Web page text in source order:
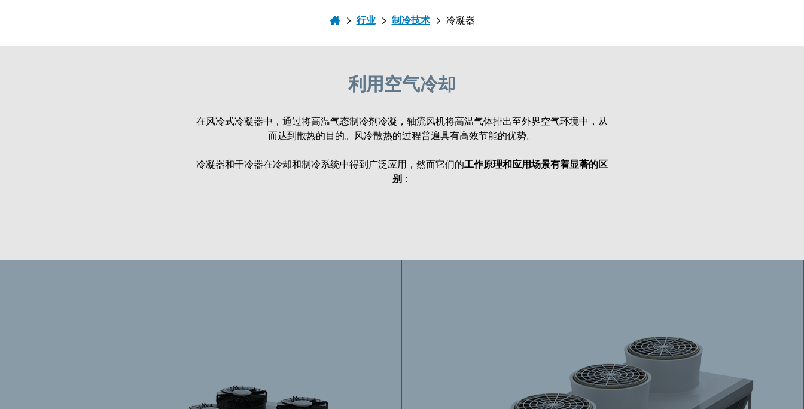
行业 制冷技术 冷凝器
利用空气冷却
在风冷式冷凝器中，通过将高温气态制冷剂冷凝，轴流风机将高温气体排出至外界空气环境中，从
而达到散热的目的。风冷散热的过程普遍具有高效节能的优势。
冷凝器和干冷器在冷却和制冷系统中得到广泛应用，然而它们的工作原理和应用场景有着显著的区
别 ：